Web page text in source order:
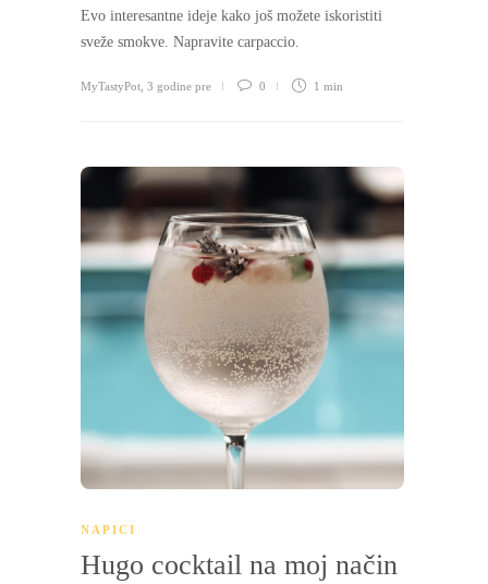
Evo interesantne ideje kako još možete iskoristiti
sveže smokve. Napravite carpaccio.
MyTastyPot, 3 godine pre 0 1 min
NAPICI
Hugo cocktail na moj način